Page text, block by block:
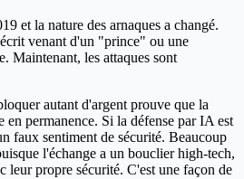
et la nature des arnaques a changé.
venant d'un "prince" ou une
Maintenant, les attaques sont
autant d'argent prouve que la
en permanence. Si la défense par IA est
faux sentiment de sécurité. Beaucoup
l'échange a un bouclier high-tech,
leur propre sécurité. C'est une façon de